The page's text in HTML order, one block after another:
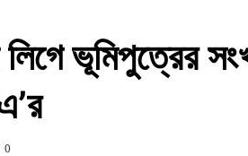
ভূমিপুত্রের
0